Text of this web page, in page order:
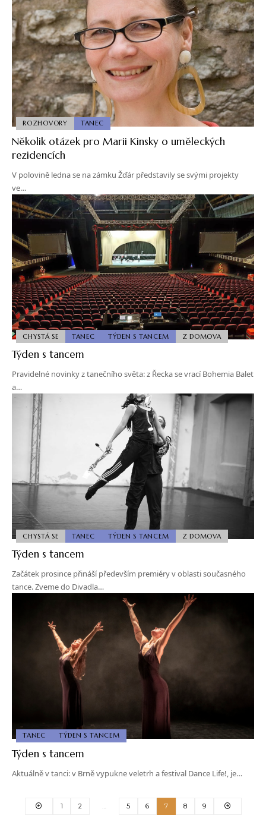
ROZHOVORY TANEC
Několik otázek pro Marii Kinsky o uměleckých
rezidencích
V polovině ledna se na zámku Žďár představily se svými projekty
ve…
CHYSTÁ SE TANEC TÝDEN S TANCEM Z DOMOVA
Týden s tancem
Pravidelné novinky z tanečního světa: z Řecka se vrací Bohemia Balet
a…
CHYSTÁ SE TANEC TÝDEN S TANCEM Z DOMOVA
Týden s tancem
Začátek prosince přináší především premiéry v oblasti současného
tance. Zveme do Divadla…
TANEC TÝDEN S TANCEM
Týden s tancem
Aktuálně v tanci: v Brně vypukne veletrh a festival Dance Life!, je…
1 2 … 5 6 7 8 9